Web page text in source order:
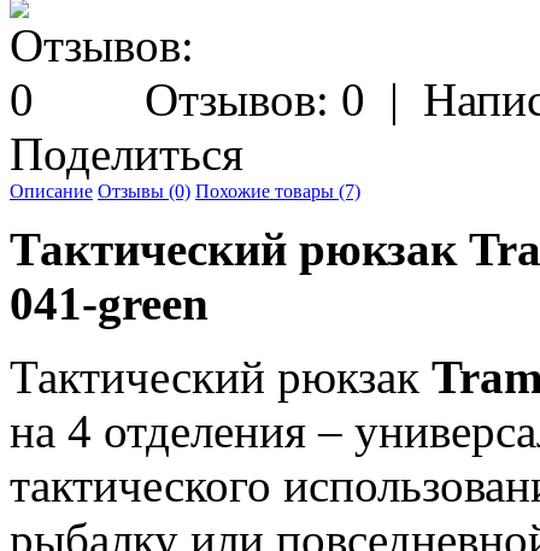
Отзывов: 0 |
Поделиться
Описание Отзывы (0) Похожие товары (7)
Тактический рюкзак
041-green
Тактический рюкзак
на 4 отделения –
тактического
рыбалку или